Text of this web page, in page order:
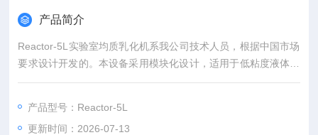
产品简介
Reactor-5L实验室均质乳化机系我公司技术人员，根据中国市场
要求设计开发的。本设备采用模块化设计，适用于低粘度液体的
搅拌、混合、乳化、分散及均质等。可广泛应用于膏霜、油水乳
求的特殊工作场合。实验室均质乳化反应器体积小噪音低
产品型号：Reactor-5L
更新时间：2026-07-13